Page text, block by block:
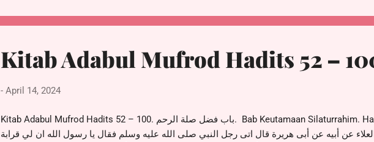
Kitab Adabul Mufrod Hadits 52 –
- April 14, 2024
Kitab Adabul Mufrod Hadits 52 – 100. باب فضل صلة الرحم. Bab Keutamaan Silaturrahim. Hadits 52. حدثنا محمد بن عبيد
عن أبيه عن أبى هريرة قال اتى رجل النبي صلى الله عليه وسلم فقال يا رسول الله ان لي قرابة